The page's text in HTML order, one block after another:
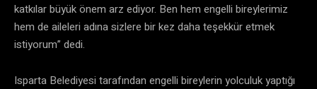
katkılar büyük önem arz ediyor. Ben hem engelli bireylerimiz
hem de aileleri adına sizlere bir kez daha teşekkür etmek
istiyorum” dedi.
Isparta Belediyesi tarafından engelli bireylerin yolculuk yaptığı